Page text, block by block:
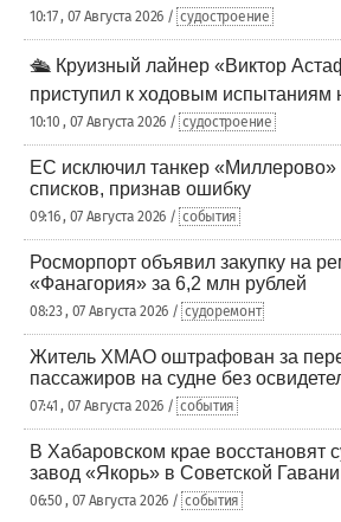
10:17 , 07 Августа 2026 / судостроение
🛳️ Круизный лайнер «Виктор
приступил к ходовым испытаниям
10:10 , 07 Августа 2026 / судостроение
ЕС исключил танкер «Миллерово»
списков, признав ошибку
09:16 , 07 Августа 2026 / события
Росморпорт объявил закупку на
«Фанагория» за 6,2 млн рублей
08:23 , 07 Августа 2026 / судоремонт
Житель ХМАО оштрафован за
пассажиров на судне без
07:41 , 07 Августа 2026 / события
В Хабаровском крае восстановят
завод «Якорь» в Советской Гавани
06:50 , 07 Августа 2026 / события